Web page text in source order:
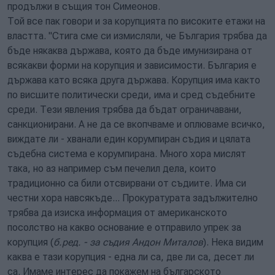
продължи в същия тон Симеонов.
Той все пак говори и за корупцията по високите етажи на
властта. "Стига сме си измисляли, че България трябва да
бъде някаква държава, която да бъде имунизирана от
всякакви форми на корупция и зависимости. България е
държава като всяка друга държава. Корупция има както
по висшите политически среди, има и сред съдебните
среди. Тези явления трябва да бъдат ограничавани,
санкционирани. А не да се вкопчваме и оплюваме всичко,
виждате ли - хванали един корумпиран съдия и цялата
съдебна система е корумпирана. Много хора мислят
така, но аз например съм печелил дела, които
традиционно са били отсвирвани от съдиите. Има си
честни хора навсякъде... Прокуратурата задължително
трябва да изиска информация от американското
посолство на какво основание е отправило упрек за
корупция (б.ред. - за съдия Андон Миталов). Нека видим
каква е тази корупция - една ли са, две ли са, десет ли
са. Имаме интерес да покажем на българското